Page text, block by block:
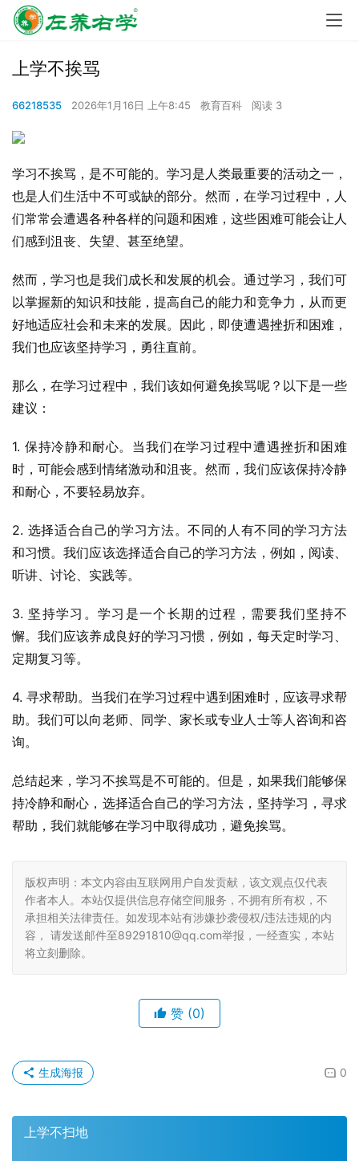
上学不挨骂
66218535 2026年1月16日 上午8:45 教育百科 阅读 3
学习不挨骂，是不可能的。学习是人类最重要的活动之一，
也是人们生活中不可或缺的部分。然而，在学习过程中，人
们常常会遭遇各种各样的问题和困难，这些困难可能会让人
们感到沮丧、失望、甚至绝望。
然而，学习也是我们成长和发展的机会。通过学习，我们可
以掌握新的知识和技能，提高自己的能力和竞争力，从而更
好地适应社会和未来的发展。因此，即使遭遇挫折和困难，
我们也应该坚持学习，勇往直前。
那么，在学习过程中，我们该如何避免挨骂呢？以下是一些
建议：
1. 保持冷静和耐心。当我们在学习过程中遭遇挫折和困难
时，可能会感到情绪激动和沮丧。然而，我们应该保持冷静
和耐心，不要轻易放弃。
2. 选择适合自己的学习方法。不同的人有不同的学习方法
和习惯。我们应该选择适合自己的学习方法，例如，阅读、
听讲、讨论、实践等。
3. 坚持学习。学习是一个长期的过程，需要我们坚持不
懈。我们应该养成良好的学习习惯，例如，每天定时学习、
定期复习等。
4. 寻求帮助。当我们在学习过程中遇到困难时，应该寻求帮
助。我们可以向老师、同学、家长或专业人士等人咨询和咨
询。
总结起来，学习不挨骂是不可能的。但是，如果我们能够保
持冷静和耐心，选择适合自己的学习方法，坚持学习，寻求
帮助，我们就能够在学习中取得成功，避免挨骂。
版权声明：本文内容由互联网用户自发贡献，该文观点仅代表
作者本人。本站仅提供信息存储空间服务，不拥有所有权，不
承担相关法律责任。如发现本站有涉嫌抄袭侵权/违法违规的内
容， 请发送邮件至89291810@qq.com举报，一经查实，本站
将立刻删除。
赞 (0)
0
生成海报
上学不扫地